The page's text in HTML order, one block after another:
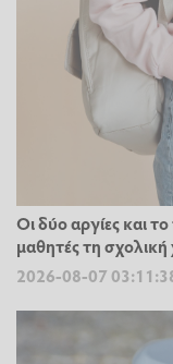
Οι δύο αργίες και
μαθητές τη
2026-08-07